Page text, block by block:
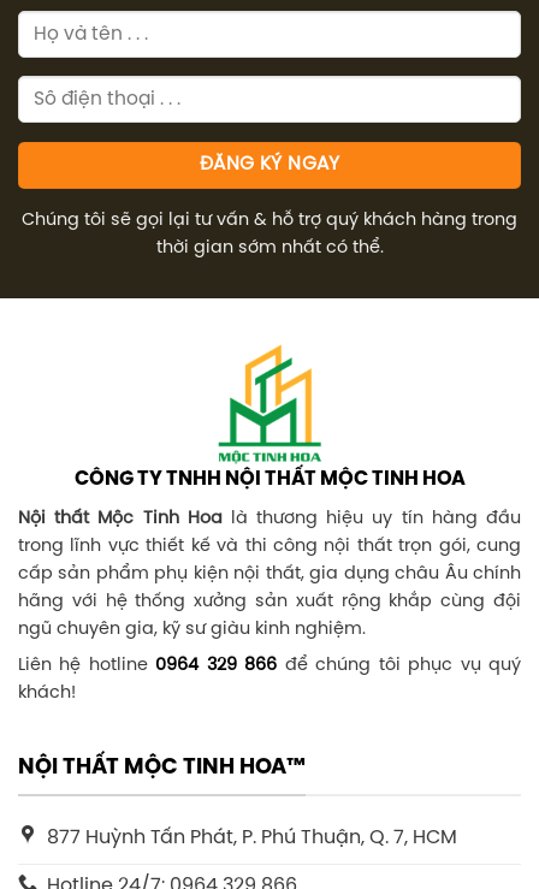
Chúng tôi sẽ gọi lại tư vấn & hỗ trợ quý khách hàng trong
thời gian sớm nhất có thể.
CÔNG TY TNHH NỘI THẤT MỘC TINH HOA
Nội thất Mộc Tinh Hoalà thương hiệu uy tín hàng đầu
trong lĩnh vực thiết kế và thi công nội thất trọn gói, cung
cấp sản phẩm phụ kiện nội thất, gia dụng châu Âu chính
hãng với hệ thống xưởng sản xuất rộng khắp cùng đội
ngũ chuyên gia, kỹ sư giàu kinh nghiệm.
Liên hệ hotline 0964 329 866 để chúng tôi phục vụ quý
khách!
NỘI THẤT MỘC TINH HOA™
877 Huỳnh Tấn Phát, P. Phú Thuận, Q. 7, HCM